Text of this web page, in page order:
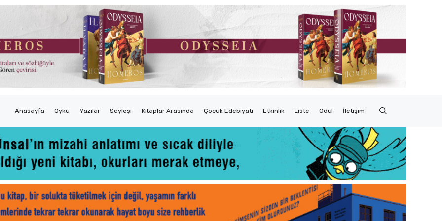
Anasayfa Öykü Yazılar Söyleşi Kitaplar Arasında Çocuk Edebiyatı Etkinlik Liste Ödül İletişim